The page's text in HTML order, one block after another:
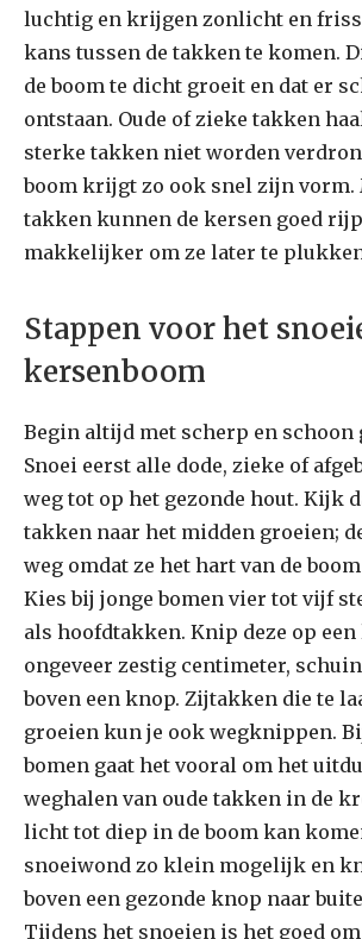
luchtig en krijgen zonlicht en
kans tussen de takken te komen.
de boom te dicht groeit en dat er
ontstaan. Oude of zieke takken
sterke takken niet worden
boom krijgt zo ook snel zijn vorm.
takken kunnen de kersen goed
makkelijker om ze later te
Stappen voor het
kersenboom
Begin altijd met scherp en schoon
Snoei eerst alle dode, zieke of
weg tot op het gezonde hout. Kijk
takken naar het midden groeien;
weg omdat ze het hart van de
Kies bij jonge bomen vier tot vijf
als hoofdtakken. Knip deze op een
ongeveer zestig centimeter,
boven een knop. Zijtakken die te
groeien kun je ook wegknippen.
bomen gaat het vooral om het
weghalen van oude takken in de
licht tot diep in de boom kan
snoeiwond zo klein mogelijk en
boven een gezonde knop naar
Tijdens het snoeien is het goed